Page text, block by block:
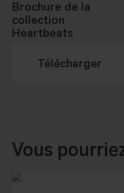
Brochure de la
collection
Heartbeats
Télécharger
Vous